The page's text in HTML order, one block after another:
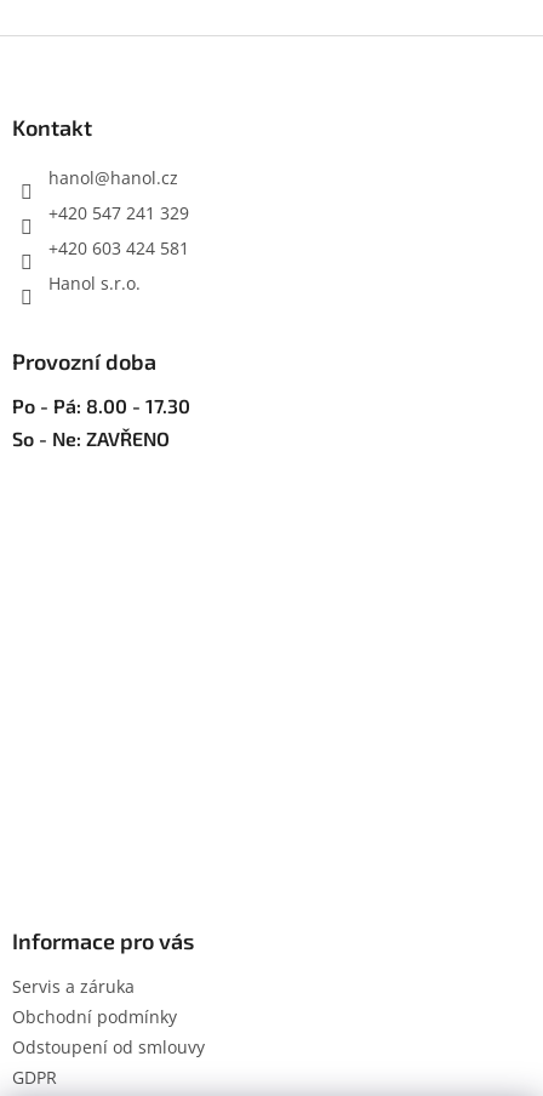
Kontakt
hanol@hanol.cz
+420 547 241 329
+420 603 424 581
Hanol s.r.o.
Provozní doba
Po - Pá: 8.00 - 17.30
So - Ne: ZAVŘENO
Informace pro vás
Servis a záruka
Obchodní podmínky
Odstoupení od smlouvy
GDPR